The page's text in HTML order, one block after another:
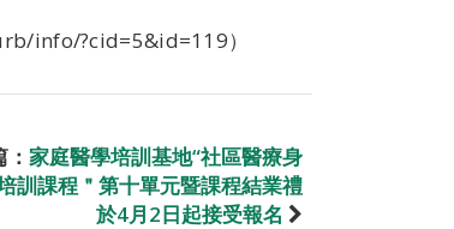
info/?cid=5&id=119）
家庭醫學培訓基地“社區醫療身
訓課程＂第十單元暨課程結業禮
於4月2日起接受報名